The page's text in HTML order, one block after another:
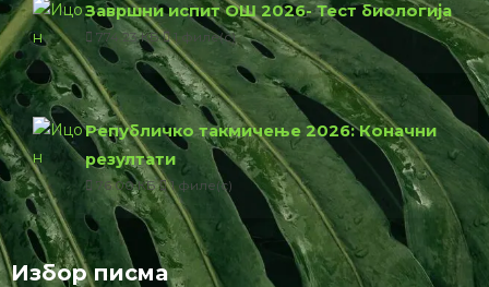
Завршни испит ОШ 2026- Тест биологија
774.23 КБ 1 филе(с)
Републичко такмичење 2026: Коначни
резултати
76.00 КБ 1 филе(с)
Избор писма